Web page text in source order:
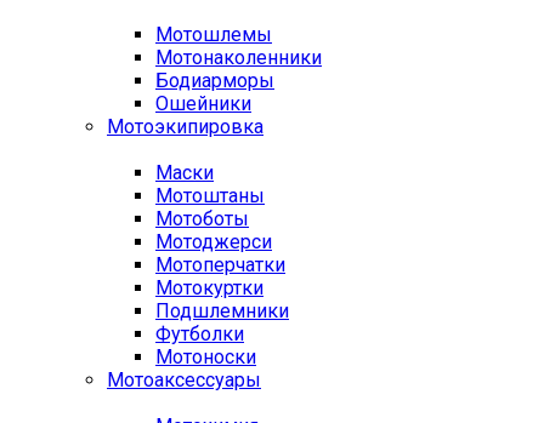
Мотошлемы
Мотонаколенники
Бодиарморы
Ошейники
Мотоэкипировка
Маски
Мотоштаны
Мотоботы
Мотоджерси
Мотоперчатки
Мотокуртки
Подшлемники
Футболки
Мотоноски
Мотоаксессуары